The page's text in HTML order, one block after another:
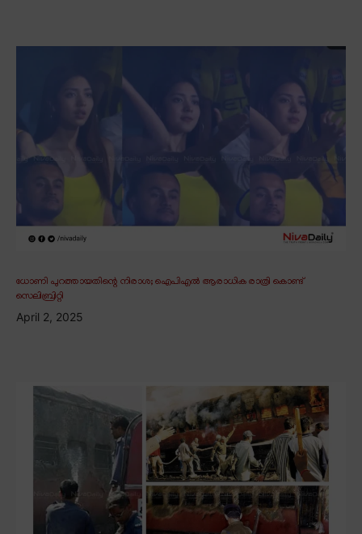
ധോണി പുറത്തായതിന്റെ നിരാശ; ഐപിഎൽ ആരാധിക രാത്രി കൊണ്ട്
സെലിബ്രിറ്റി
April 2, 2025